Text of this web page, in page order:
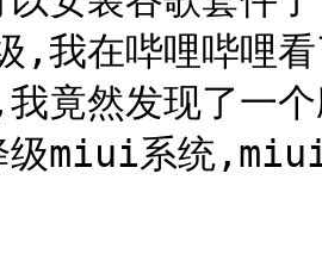
,我在哔哩哔哩
竟然发现了一
级miui系统